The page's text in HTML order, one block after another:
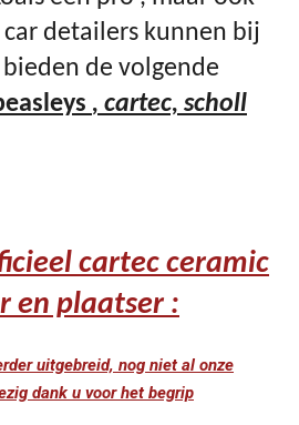
detailers kunnen bij
de volgende
, cartec, scholl
cartec ceramic
en plaatser :
uitgebreid, nog niet al onze
dank u voor het begrip